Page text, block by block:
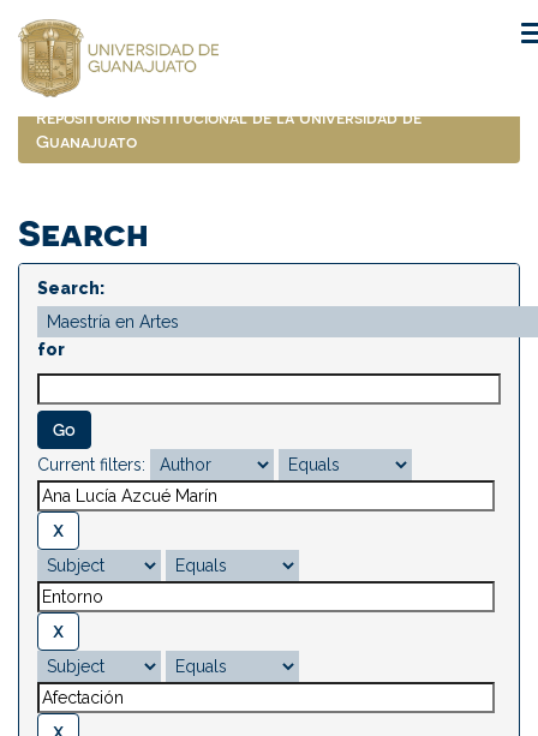
navigation
Repositorio Institucional de la Universidad de
Guanajuato
Search
Search:
for
Current filters: